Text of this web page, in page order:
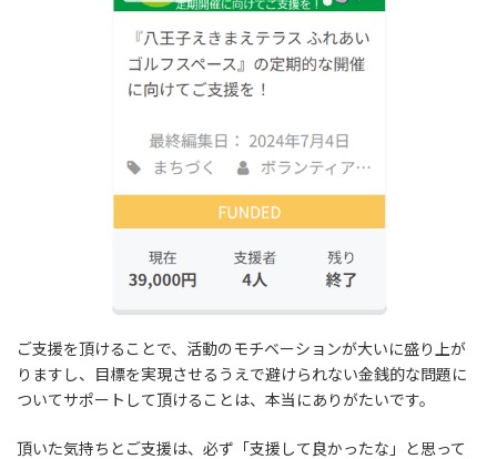
ご支援を頂けることで、活動のモチベーションが大いに盛り上が
りますし、目標を実現させるうえで避けられない金銭的な問題に
ついてサポートして頂けることは、本当にありがたいです。
頂いた気持ちとご支援は、必ず「支援して良かったな」と思って